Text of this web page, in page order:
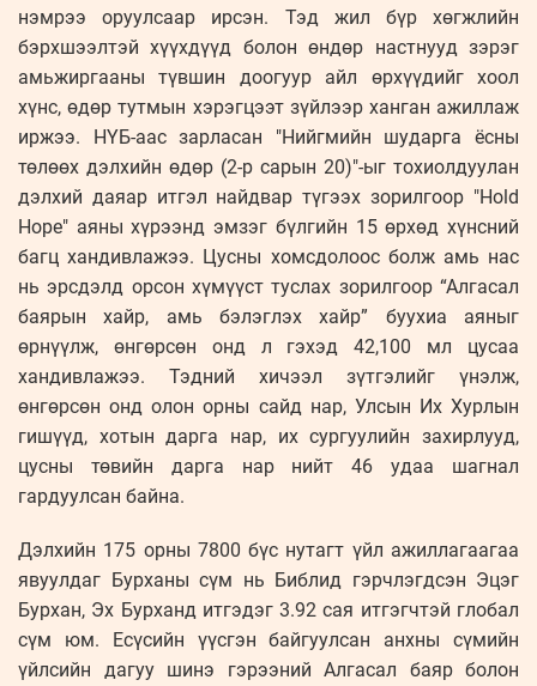
нэмрээ оруулсаар ирсэн. Тэд жил бүр хөгжлийн
бэрхшээлтэй хүүхдүүд болон өндөр настнууд зэрэг
амьжиргааны түвшин доогуур айл өрхүүдийг хоол
хүнс, өдөр тутмын хэрэгцээт зүйлээр ханган ажиллаж
иржээ. НҮБ-аас зарласан "Нийгмийн шударга ёсны
төлөөх дэлхийн өдөр (2-р сарын 20)"-ыг тохиолдуулан
дэлхий даяар итгэл найдвар түгээх зорилгоор "Hold
Hope" аяны хүрээнд эмзэг бүлгийн 15 өрхөд хүнсний
багц хандивлажээ. Цусны хомсдолоос болж амь нас
нь эрсдэлд орсон хүмүүст туслах зорилгоор “Алгасал
баярын хайр, амь бэлэглэх хайр” буухиа аяныг
өрнүүлж, өнгөрсөн онд л гэхэд 42,100 мл цусаа
хандивлажээ. Тэдний хичээл зүтгэлийг үнэлж,
өнгөрсөн онд олон орны сайд нар, Улсын Их Хурлын
гишүүд, хотын дарга нар, их сургуулийн захирлууд,
цусны төвийн дарга нар нийт 46 удаа шагнал
гардуулсан байна.
Дэлхийн 175 орны 7800 бүс нутагт үйл ажиллагаагаа
явуулдаг Бурханы сүм нь Библид гэрчлэгдсэн Эцэг
Бурхан, Эх Бурханд итгэдэг 3.92 сая итгэгчтэй глобал
сүм юм. Есүсийн үүсгэн байгуулсан анхны сүмийн
үйлсийн дагуу шинэ гэрээний Алгасал баяр болон